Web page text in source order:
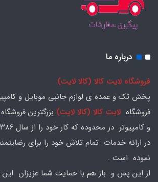
درباره ما
فروشگاه لایت کالا (کالا لایت)
پخش تک و عمده ی لوازم جانبی موبایل و
فروشگاه لایت کالا (کالا لایت) بزرگترین
در ارائه خدمات تمام تلاش خود را برای
نموده است .
از این پس و باز هم با حمایت شما عزیزان این